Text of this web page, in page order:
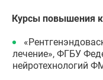
Курсы повышения
лечение», ФГБУ
нейротехнологий